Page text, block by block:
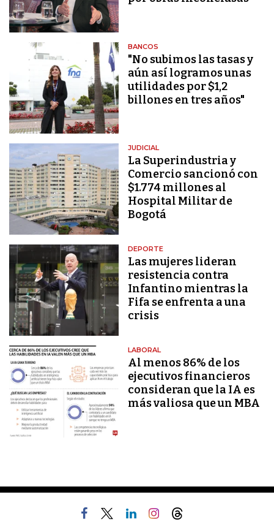
BANCOS
"No subimos las tasas y
aún así logramos unas
utilidades por $1,2
billones en tres años"
JUDICIAL
La Superindustria y
Comercio sancionó con
$1.774 millones al
Hospital Militar de
Bogotá
DEPORTE
Las mujeres lideran
resistencia contra
Infantino mientras la
Fifa se enfrenta a una
crisis
LABORAL
Al menos 86% de los
ejecutivos financieros
consideran que la IA es
más valiosa que un MBA